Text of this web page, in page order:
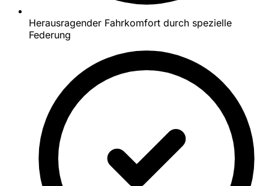
Herausragender Fahrkomfort durch spezielle
Federung